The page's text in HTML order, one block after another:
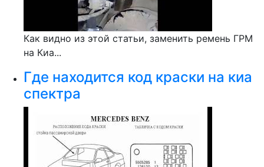
Как видно из этой статьи, заменить ремень ГРМ
на Киа...
Где находится код краски на киа
спектра